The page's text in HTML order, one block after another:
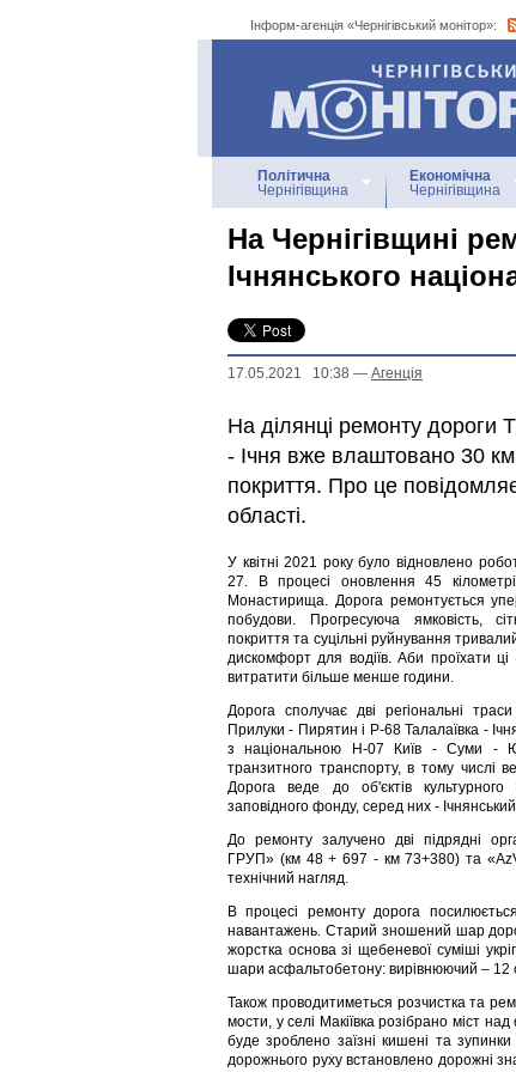
Інформ-агенція «Чернігівський монітор»:
Інформ-агенція
«Чернігівський
Політична
Чернігівщина
Економічна
Чернігівщина
На Чернігівщині
Ічнянського
17.05.2021 10:38 — Агенцiя
На ділянці ремонту
- Ічня вже влаштовано 30
покриття. Про це
області.
У квітні 2021 року було відновлено
27. В процесі оновлення 45
Монастирища. Дорога ремонтується
побудови. Прогресуюча ямковість,
покриття та суцільні руйнування
дискомфорт для водіїв. Аби проїхати
витратити більше менше години.
Дорога сполучає дві регіональні
Прилуки - Пирятин і Р-68 Талалаївка -
з національною Н-07 Київ - Суми -
транзитного транспорту, в тому числі
Дорога веде до об'єктів
заповідного фонду, серед них -
До ремонту залучено дві підрядні
ГРУП» (км 48 + 697 - км 73+380) та
технічний нагляд.
В процесі ремонту дорога
навантажень. Старий зношений шар
жорстка основа зі щебеневої суміші
шари асфальтобетону: вирівнюючий – 12
Також проводитиметься розчистка та
мости, у селі Макіївка розібрано міст
буде зроблено заїзні кишені та
дорожнього руху встановлено дорожні